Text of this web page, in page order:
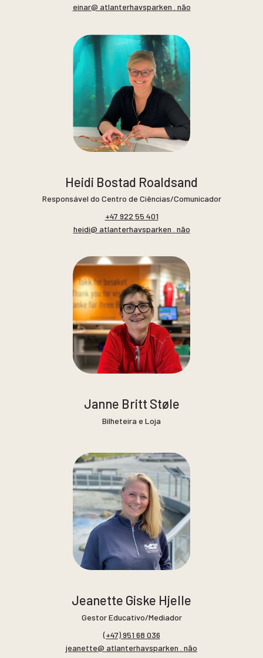
einar@ atlanterhavsparken . não
Heidi Bostad Roaldsand
Responsável do Centro de Ciências/Comunicador
+47 922 55 401
heidi@ atlanterhavsparken . não
Janne Britt Støle
Bilheteira e Loja
Jeanette Giske Hjelle
Gestor Educativo/Mediador
(+47) 951 68 036
jeanette@ atlanterhavsparken . não